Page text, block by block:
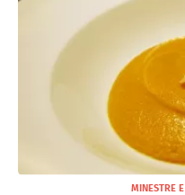
MINESTRE